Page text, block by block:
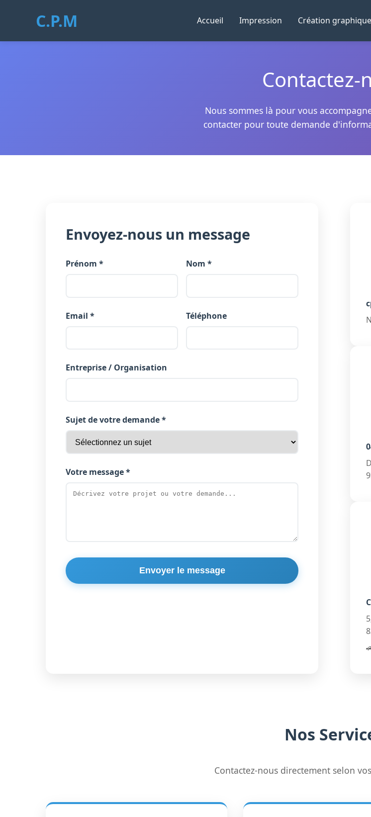
C.P.M Accueil Impression Création graphique
Contactez-
Nous sommes là pour vous
contacter pour toute demande
Envoyez-nous un message
Prénom * Nom *
Email * Téléphone
Entreprise / Organisation
Sujet de votre demande *
Votre message *
Envoyer le message
Nos
Contactez-nous directement selon